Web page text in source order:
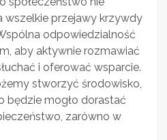
wszelkie przejawy krzywdy
odpowiedzialność
aby aktywnie rozmawiać
i oferować wsparcie.
stworzyć środowisko,
będzie mogło dorastać
zarówno w